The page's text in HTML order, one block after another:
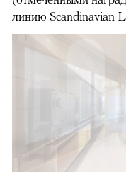
линию Scandinavian